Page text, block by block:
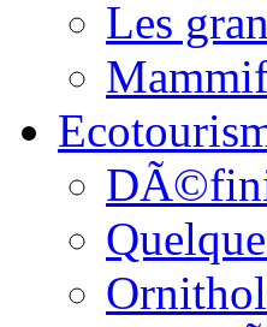
Les